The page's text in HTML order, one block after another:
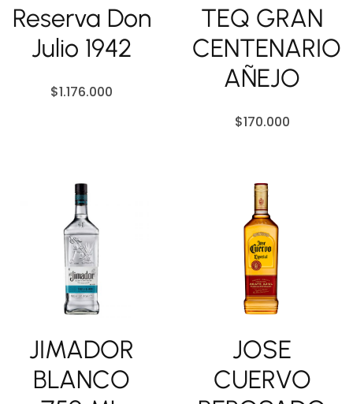
Reserva Don
Julio 1942
$1.176.000
TEQ GRAN
CENTENARIO
AÑEJO
$170.000
JIMADOR
BLANCO
JOSE
CUERVO